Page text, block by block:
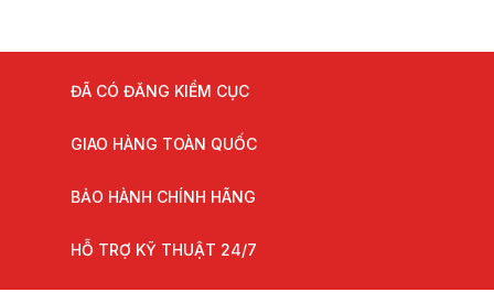
ĐÃ CÓ ĐĂNG KIỂM CỤC
GIAO HÀNG TOÀN QUỐC
BẢO HÀNH CHÍNH HÃNG
HỖ TRỢ KỸ THUẬT 24/7